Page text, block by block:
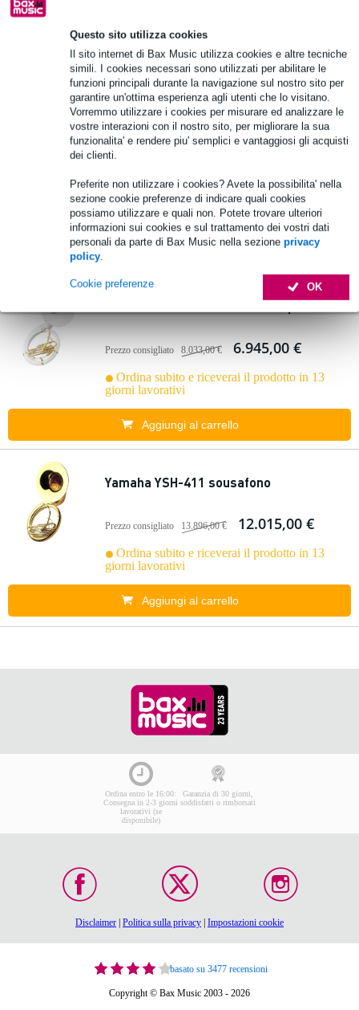
Questo sito utilizza cookies
Il sito internet di Bax Music utilizza cookies e altre tecniche
simili. I cookies necessari sono utilizzati per abilitare le
funzioni principali durante la navigazione sul nostro sito per
garantire un'ottima esperienza agli utenti che lo visitano.
Vorremmo utilizzare i cookies per misurare ed analizzare le
vostre interazioni con il nostro sito, per migliorare la sua
funzionalita' e rendere piu' semplici e vantaggiosi gli acquisti
dei clienti.
Preferite non utilizzare i cookies? Avete la possibilita' nella
sezione cookie preferenze di indicare quali cookies
possiamo utilizzare e quali non. Potete trovare ulteriori
informazioni sui cookies e sul trattamento dei vostri dati
personali da parte di Bax Music nella sezione privacy
policy.
OK
Cookie preferenze
Prezzo consigliato 8.033,00 € 6.945,00 €
Ordina subito e riceverai il prodotto in 13
giorni lavorativi
Aggiungi al carrello
Yamaha YSH-411 sousafono
Prezzo consigliato 13.896,00 € 12.015,00 €
Ordina subito e riceverai il prodotto in 13
giorni lavorativi
Aggiungi al carrello
Ordina entro le 16:00:
Consegna in 2-3 giorni
lavorativi (se
disponibile)
Garanzia di 30 giorni,
soddisfatti o rimborsati
Disclaimer Politica sulla privacy Impostazioni cookie
basato su 3477 recensioni
Copyright © Bax Music 2003 - 2026